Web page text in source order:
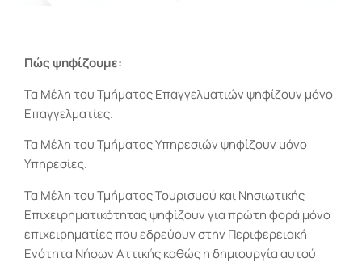
Πώς ψηφίζουμε:
Τα Μέλη του Τμήματος Επαγγελματιών ψηφίζουν μόνο
Επαγγελματίες.
Τα Μέλη του Τμήματος Υπηρεσιών ψηφίζουν μόνο
Υπηρεσίες.
Τα Μέλη του Τμήματος Τουρισμού και Νησιωτικής
Επιχειρηματικότητας ψηφίζουν για πρώτη φορά μόνο
επιχειρηματίες που εδρεύουν στην Περιφερειακή
Ενότητα Νήσων Αττικής καθώς η δημιουργία αυτού